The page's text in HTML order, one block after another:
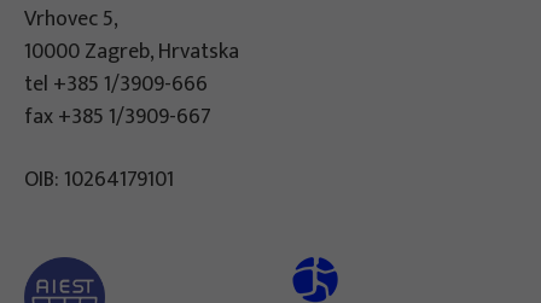
Vrhovec 5,
10000 Zagreb, Hrvatska
tel +385 1/3909-666
fax +385 1/3909-667
OIB: 10264179101